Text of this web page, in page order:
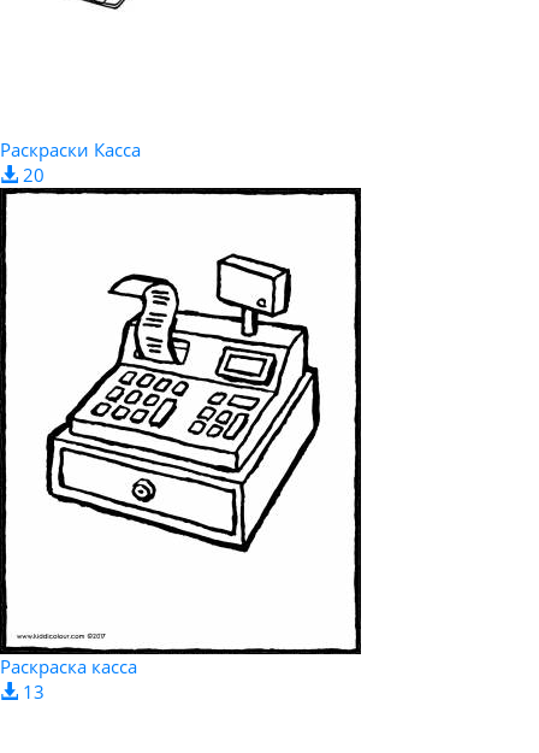
Раскраски Касса
20
Раскраска касса
13